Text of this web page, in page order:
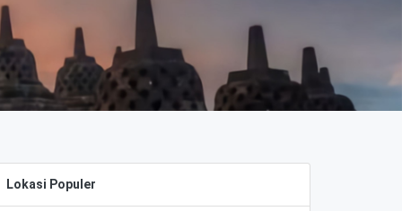
Lokasi Populer